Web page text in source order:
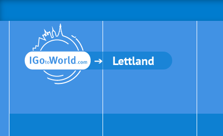
Lettland